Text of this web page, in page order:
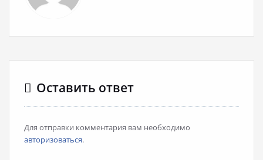
Оставить ответ
Для отправки комментария вам необходимо
авторизоваться.